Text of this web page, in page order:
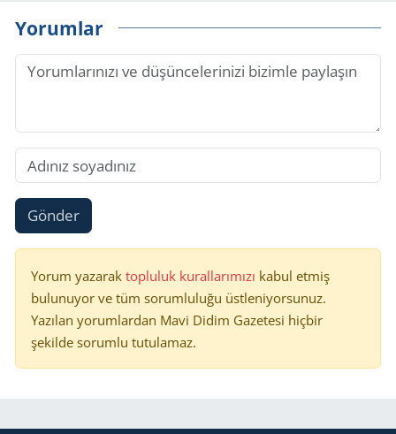
Yorumlar
Gönder
Yorum yazarak topluluk kurallarımızı kabul etmiş
bulunuyor ve tüm sorumluluğu üstleniyorsunuz.
Yazılan yorumlardan Mavi Didim Gazetesi hiçbir
şekilde sorumlu tutulamaz.